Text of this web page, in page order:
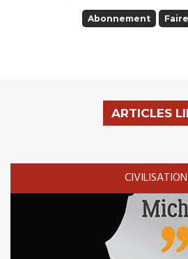
Abonnement
ARTICLES
CIVILISATION